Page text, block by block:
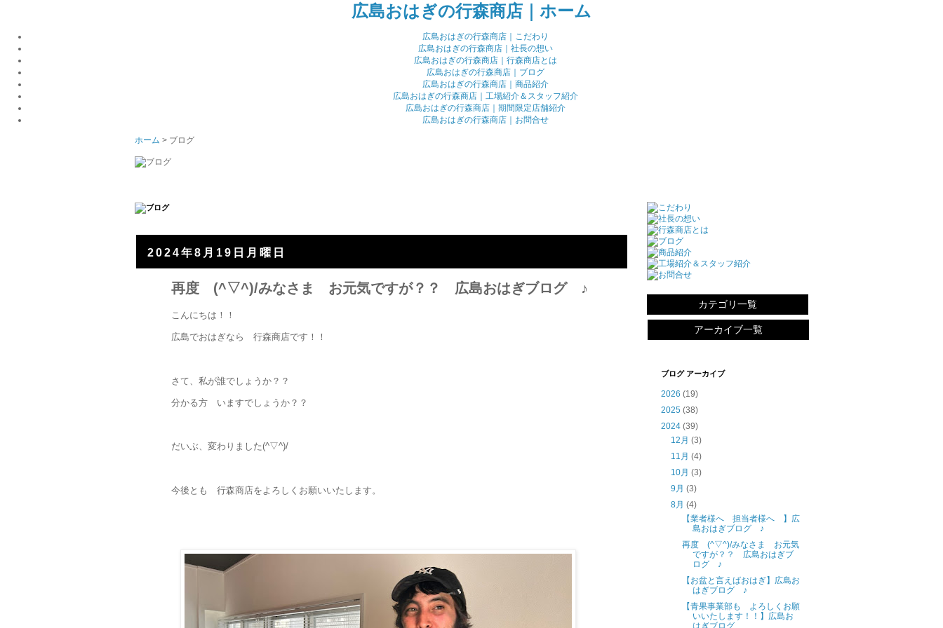
広島おはぎの行森商店｜ホーム
広島おはぎの行森商店｜こだわり
広島おはぎの行森商店｜社長の想い
広島おはぎの行森商店｜行森商店とは
広島おはぎの行森商店｜ブログ
広島おはぎの行森商店｜商品紹介
広島おはぎの行森商店｜工場紹介＆スタッフ紹介
広島おはぎの行森商店｜期間限定店舗紹介
広島おはぎの行森商店｜お問合せ
ホーム > ブログ
2024年8月19日月曜日
再度 (^▽^)/みなさま お元気ですが？？ 広島おはぎブログ ♪
こんにちは！！
広島でおはぎなら 行森商店です！！
さて、私が誰でしょうか？？
分かる方 いますでしょうか？？
だいぶ、変わりました(^▽^)/
今後とも 行森商店をよろしくお願いいたします。
カテゴリ一覧
アーカイブ一覧
ブログ アーカイブ
2026 (19)
2025 (38)
2024 (39)
12月 (3)
11月 (4)
10月 (3)
9月 (3)
8月 (4)
【業者様へ 担当者様へ 】広
島おはぎブログ ♪
再度 (^▽^)/みなさま お元気
ですが？？ 広島おはぎブ
ログ ♪
【お盆と言えばおはぎ】広島お
はぎブログ ♪
【青果事業部も よろしくお願
いいたします！！】広島お
はぎブログ